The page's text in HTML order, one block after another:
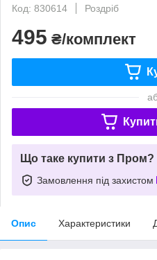
Код: 830614
Роздріб
495 ₴/комплект
Що таке купити з Пром?
Замовлення під захистом
Опис Характеристики